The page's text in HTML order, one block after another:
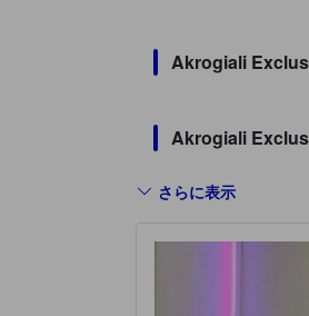
Akrogiali
Akrogiali
さらに表示